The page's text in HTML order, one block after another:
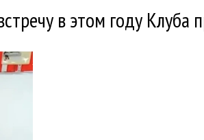
в этом году Клуба